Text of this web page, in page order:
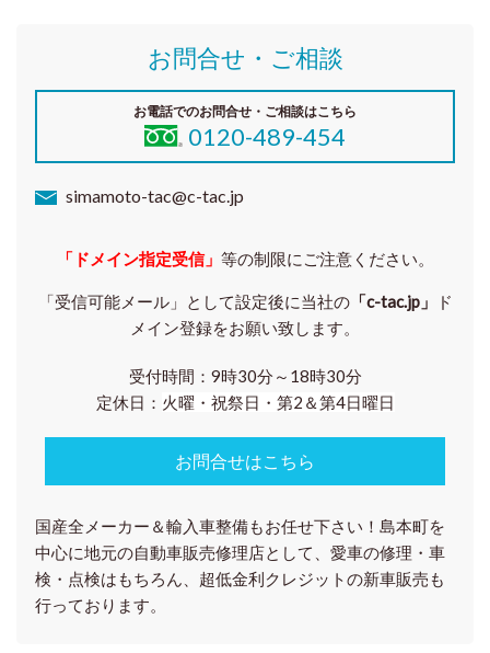
お問合せ・ご相談
お電話でのお問合せ・ご相談はこちら
0120-489-454
simamoto-tac@c-tac.jp
「ドメイン指定受信」 等の制限にご注意ください。
「受信可能メール」として設定後に当社の「c-tac.jp」
ド
メイン登録をお願い致します。
受付時間：9時30分～18時30分
定休日： 火曜・祝祭日・第2＆第4日曜日
お問合せはこちら
国産全メーカー＆輸入車整備もお任せ下さい！島本町を
中心に地元の自動車販売修理店として、愛車の修理・車
検・点検はもちろん、超低金利クレジットの新車販売も
行っております。